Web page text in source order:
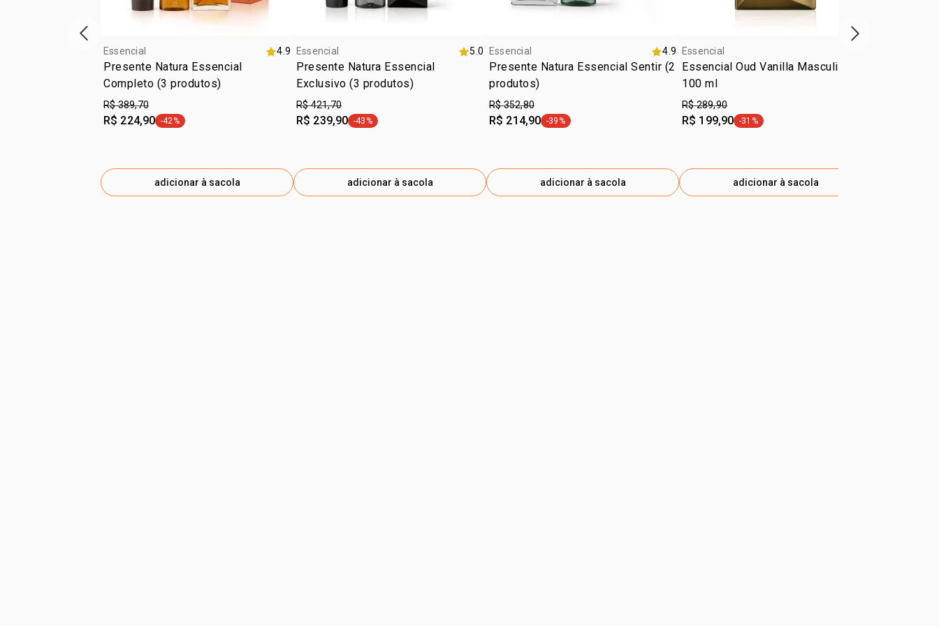
Essencial 4.9
Presente Natura Essencial
Completo (3 produtos)
R$ 389,70
R$ 224,90 etiqueta -42%
-42%
adicionar à sacola
Essencial 5.0
Presente Natura Essencial
Exclusivo (3 produtos)
R$ 421,70
R$ 239,90 etiqueta -43%
-43%
adicionar à sacola
Essencial 4.9
Presente Natura Essencial Sentir (2
produtos)
R$ 352,80
R$ 214,90 etiqueta -39%
-39%
adicionar à sacola
Essencial
Essencial Oud Vanilla Masculino
100 ml
R$ 289,90
R$ 199,90 etiqueta -31%
-31%
adicionar à sacola
vitrine de produtos anterior próxima vitrine